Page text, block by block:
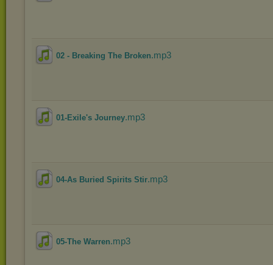
02 - Breaking The Broken.mp3
01-Exile's Journey.mp3
04-As Buried Spirits Stir.mp3
05-The Warren.mp3